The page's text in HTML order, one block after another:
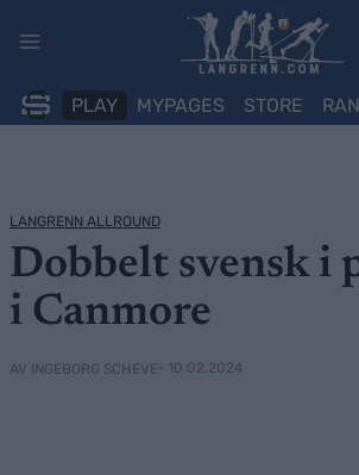
PLAY MYPAGES STORE
LANGRENN ALLROUND
Dobbelt svensk i
i Canmore
AV INGEBORG SCHEVE• 10.02.2024